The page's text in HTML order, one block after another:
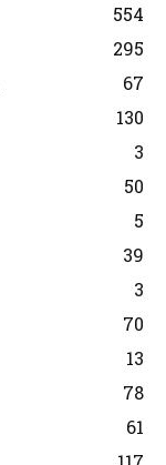
554
295
67
130
3
50
5
39
3
70
13
78
61